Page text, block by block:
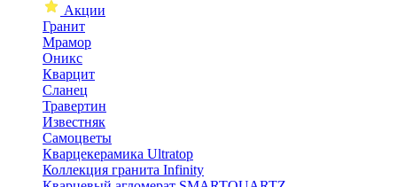
Акции
Гранит
Мрамор
Оникс
Кварцит
Сланец
Травертин
Известняк
Самоцветы
Кварцекерамика Ultratop
Коллекция гранита Infinity